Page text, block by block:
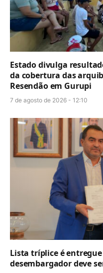
Estado divulga
da cobertura das
Resendão em Gurupi
7 de agosto de 2026 - 12:10
Lista tríplice é
desembargador deve